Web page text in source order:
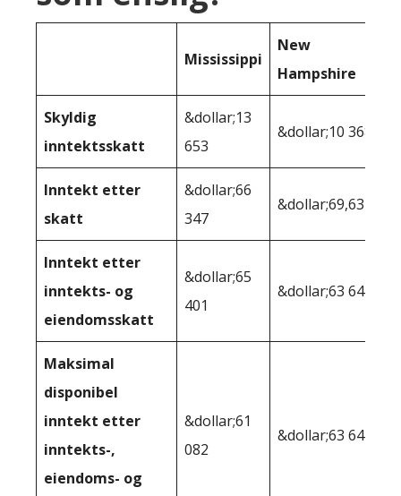
Mississippi
New
Hampshire
Skyldig
inntektsskatt
&dollar;13
653
&dollar;10 368
Inntekt etter
skatt
&dollar;66
347
&dollar;69,632
Inntekt etter
inntekts- og
eiendomsskatt
&dollar;65
401
&dollar;63 644
Maksimal
disponibel
inntekt etter
inntekts-,
eiendoms- og
&dollar;61
082
&dollar;63 644